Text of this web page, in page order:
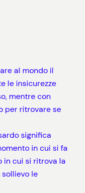
al mondo il
le insicurezze
mentre con
per ritrovare se
significa
in cui si fa
in cui si ritrova la
le